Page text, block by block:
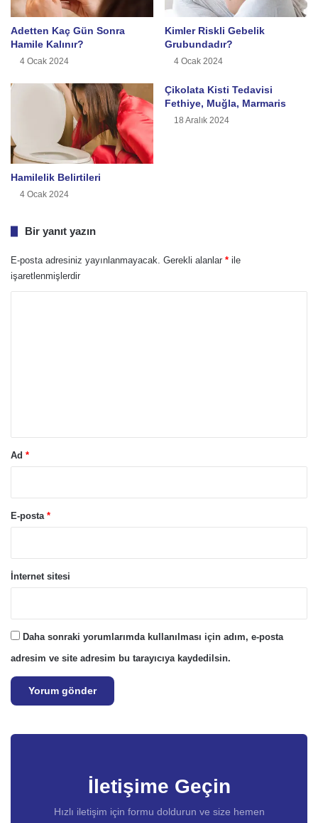
Adetten Kaç Gün Sonra
Hamile Kalınır?
4 Ocak 2024
Kimler Riskli Gebelik
Grubundadır?
4 Ocak 2024
Hamilelik Belirtileri
4 Ocak 2024
Çikolata Kisti Tedavisi
Fethiye, Muğla, Marmaris
18 Aralık 2024
Bir yanıt yazın
E-posta adresiniz yayınlanmayacak. Gerekli alanlar * ile
işaretlenmişlerdir
Ad *
E-posta *
İnternet sitesi
Daha sonraki yorumlarımda kullanılması için adım, e-posta
adresim ve site adresim bu tarayıcıya kaydedilsin.
İletişime Geçin
Hızlı iletişim için formu doldurun ve size hemen